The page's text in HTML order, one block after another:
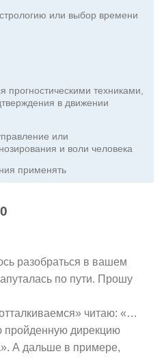
или выбор времени
прогностическими техниками,
в движении
или
и воли человека
применять
разобраться в вашем
по пути. Прошу
читаю: «…
пройденную дирекцию
А дальше в примере,